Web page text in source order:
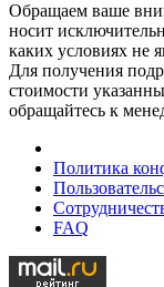
Обращаем ваше
носит
каких условиях не
Для получения
стоимости
обращайтесь к
Политика
FAQ